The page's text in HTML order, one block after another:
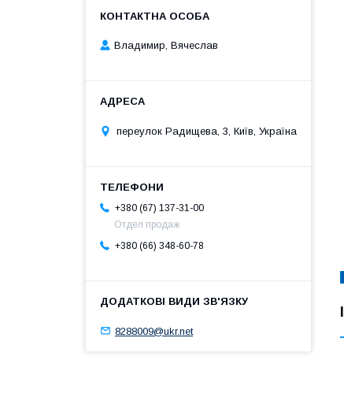
Владимир, Вячеслав
переулок Радищева, 3, Київ, Україна
+380 (67) 137-31-00
Отдел продаж
+380 (66) 348-60-78
8288009@ukr.net